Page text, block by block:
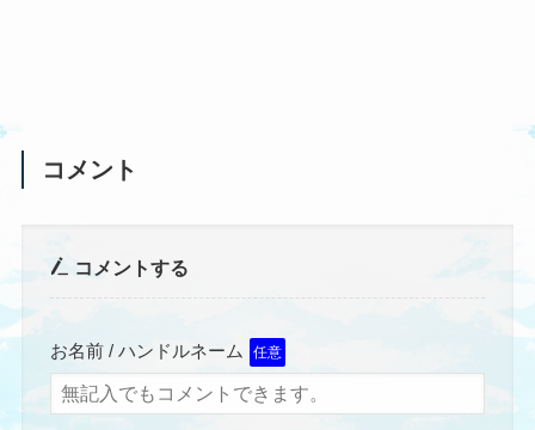
コメント
コメントする
お名前 / ハンドルネーム 任意